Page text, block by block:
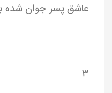
عاشق پسر جوان شده
۳